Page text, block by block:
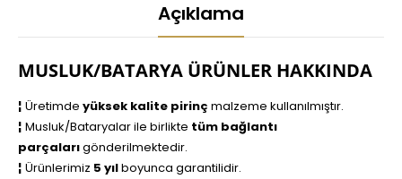
Açıklama
MUSLUK/BATARYA ÜRÜNLER HAKKINDA
¦ Üretimde yüksek kalite pirinç malzeme kullanılmıştır.
¦ Musluk/Bataryalar ile birlikte tüm bağlantı
parçalarıgönderilmektedir.
¦ Ürünlerimiz 5 yılboyunca garantilidir.